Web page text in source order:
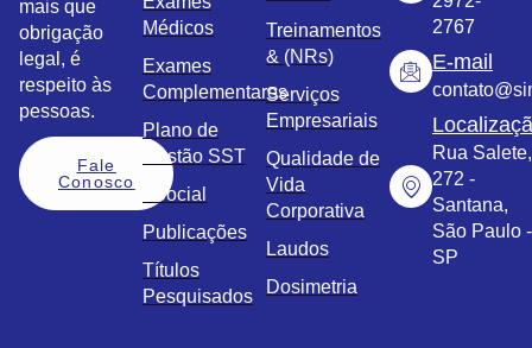
mais que
obrigação
legal, é
respeito às
pessoas.
Fale
Conosco
Médicos
Exames
Complementares
Plano de
Gestão SST
eSocial
Publicações
Títulos
Pesquisados
Treinamentos
& (NRs)
Serviços
Empresariais
Qualidade de
Vida
Corporativa
Laudos
Dosimetria
2767
E-mail
Rua Salete,
272 -
Santana,
São Paulo -
SP